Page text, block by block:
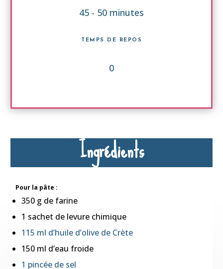
45 - 50 minutes
TEMPS DE REPOS
0
Ingrédients
Pour la pâte :
350 g de farine
1 sachet de levure chimique
115 ml d’huile d’olive de Crète
150 ml d’eau froide
1 pincée de sel